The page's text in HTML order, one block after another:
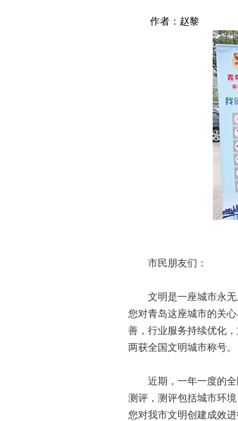
作者：赵黎
市民朋友们：
文明是一座城市永无
您对青岛这座城市的关
善，行业服务持续优化
两获全国文明城市称号。
近期，一年一度的全
测评，测评包括城市环
您对我市文明创建成效